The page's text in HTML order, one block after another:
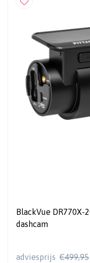
BlackVue DR770X-
dashcam
adviesprijs €499,95